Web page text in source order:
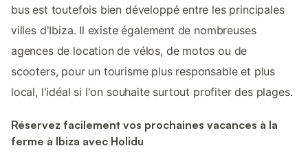
bus est toutefois bien développé entre les principales
villes d'Ibiza. Il existe également de nombreuses
agences de location de vélos, de motos ou de
scooters, pour un tourisme plus responsable et plus
local, l'idéal si l'on souhaite surtout profiter des plages.
Réservez facilement vos prochaines vacances à la
ferme à Ibiza avec Holidu